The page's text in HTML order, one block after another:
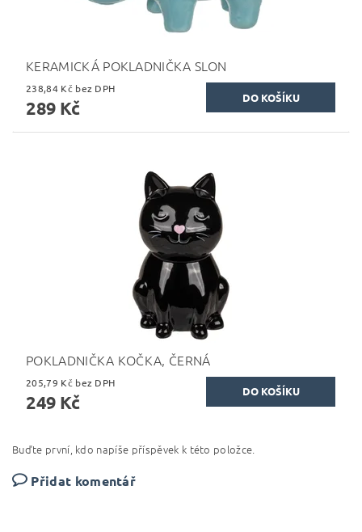
KERAMICKÁ POKLADNIČKA SLON
238,84 Kč bez DPH
289 Kč
POKLADNIČKA KOČKA, ČERNÁ
205,79 Kč bez DPH
249 Kč
Buďte první, kdo napíše příspěvek k této položce.
Přidat komentář